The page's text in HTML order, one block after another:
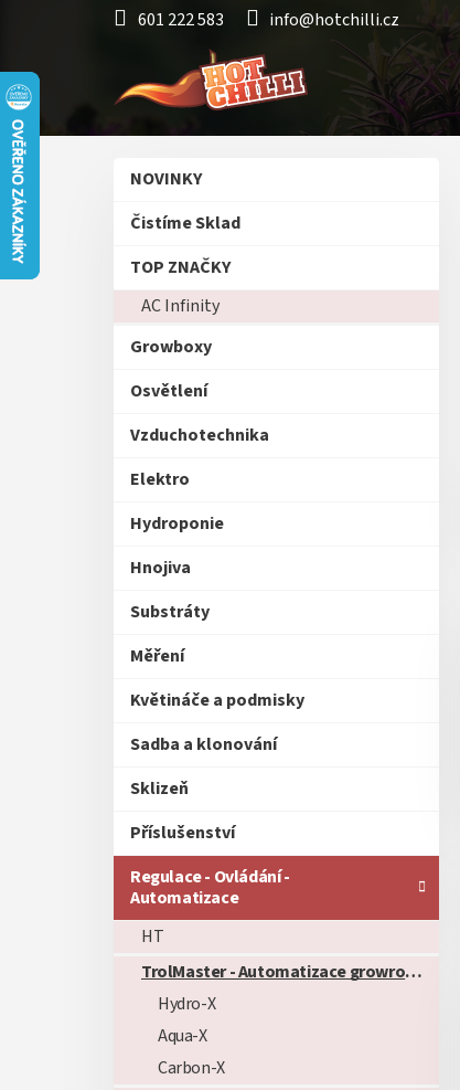
601 222 583 info@hotchilli.cz
a
Přeskočit
NOVINKY
Čistíme Sklad
TOP ZNAČKY
AC Infinity
Growboxy
Osvětlení
Vzduchotechnika
Elektro
Hydroponie
Hnojiva
Substráty
Měření
Květináče a podmisky
Sadba a klonování
Sklizeň
Příslušenství
Regulace - Ovládání -
Automatizace
HT
TrolMaster - Automatizace growroomu
Hydro-X
Aqua-X
Carbon-X